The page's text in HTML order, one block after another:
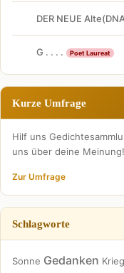
DER NEUE
G . . . . Poet Laureat
Kurze Umfrage
Hilf uns
uns über deine Meinung!
Zur Umfrage
Schlagworte
Sonne Gedanken Krieg